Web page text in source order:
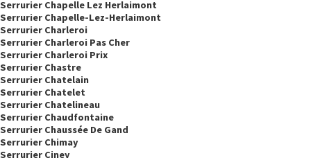
Serrurier Chapelle Lez Herlaimont
Serrurier Chapelle-Lez-Herlaimont
Serrurier Charleroi
Serrurier Charleroi Pas Cher
Serrurier Charleroi Prix
Serrurier Chastre
Serrurier Chatelain
Serrurier Chatelet
Serrurier Chatelineau
Serrurier Chaudfontaine
Serrurier Chaussée De Gand
Serrurier Chimay
Serrurier Ciney